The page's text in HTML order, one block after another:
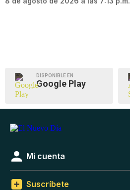
DISPONIBLE EN
Google Play
Mi cuenta
Suscríbete